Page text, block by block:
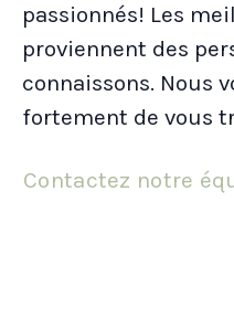
passionnés! Les
proviennent des
connaissons. Nous
fortement de vous
Contactez notre